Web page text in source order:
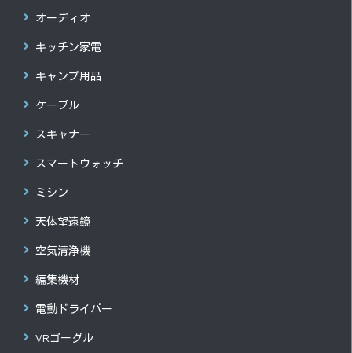
オーディオ
キッチン家電
キャンプ用品
ケーブル
スキャナー
スマートウォッチ
ミシン
天体望遠鏡
空気清浄機
編集機材
電動ドライバー
VRゴーグル